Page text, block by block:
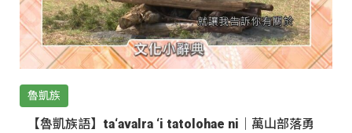
魯凱族
【魯凱族語】ta‘avalra ‘i tatolohae ni｜萬山部落勇